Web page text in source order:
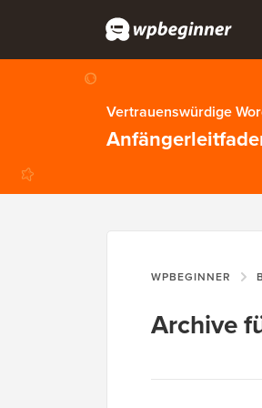
Vertrauenswürdige
WPBEGINNER
Archive